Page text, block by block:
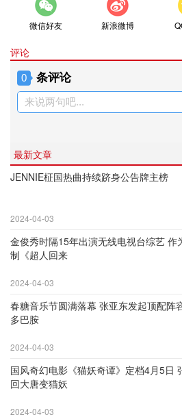
微信好友 新浪微博
评论
0 条评论
来说两句吧...
最新文章
JENNIE柾国热曲持续跻身公告牌主榜
2024-04-03
金俊秀时隔15年出演无线电视台综艺 作
制《超人回来
2024-04-03
春糖音乐节圆满落幕 张亚东发起顶配阵
多巴胺
2024-04-03
国风奇幻电影《猫妖奇谭》定档4月5日
回大唐变猫妖
2024-04-03